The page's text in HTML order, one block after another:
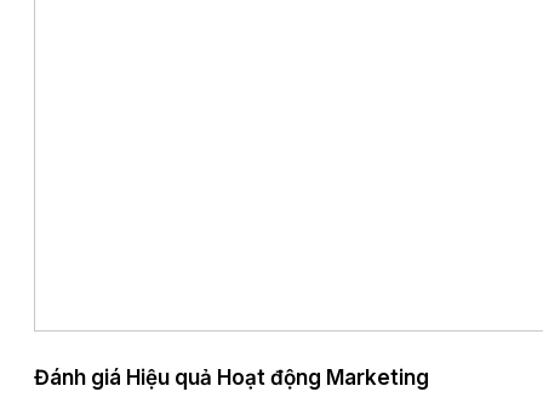
Đánh giá Hiệu quả Hoạt động Marketing